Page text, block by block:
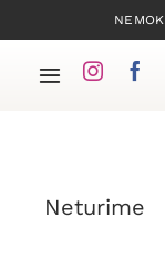
to
contentToggle
Neturime